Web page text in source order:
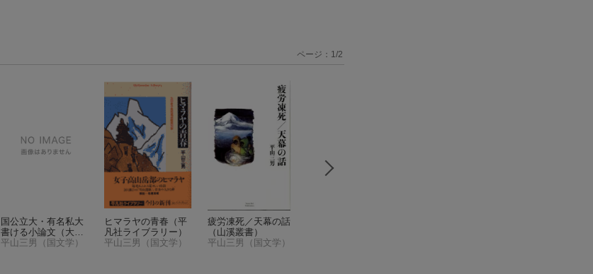
国公立大・有名私大
書ける小論文 （大学
受験V books）
平山三男（国文学）
ヒマラヤの青春 （平
凡社ライブラリー）
平山三男（国文学）
疲労凍死／天幕の話
（山溪叢書）
平山三男（国文学）
ページ： 1/2